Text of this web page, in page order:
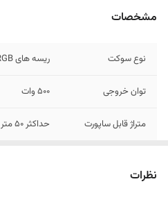
مشخصات
نوع سوکت ریسه های RGB مدل ۵۰۵۰
توان خروجی ۵۰۰ وات
متراژ قابل ساپورت حداکثر ۵۰ متر
نظرات